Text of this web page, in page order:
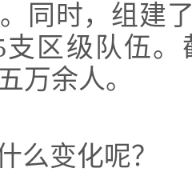
同时， 组建
区级队伍
万余人。
么变化呢？